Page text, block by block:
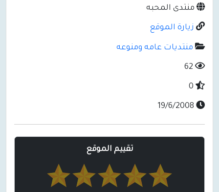
منتدى المحبه
زيارة الموقع
منتديات عامه ومنوعه
تقييم الموقع